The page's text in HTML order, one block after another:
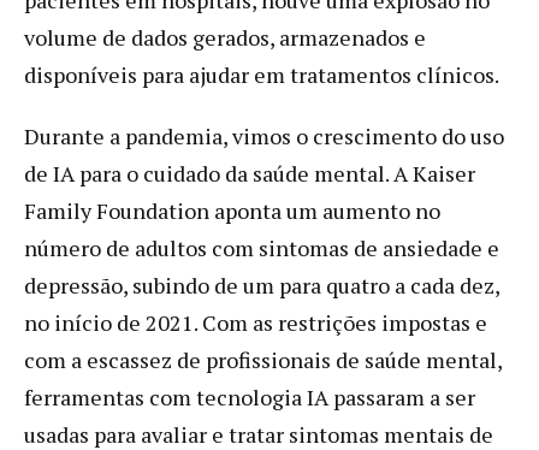
volume de dados gerados, armazenados e
disponíveis para ajudar em tratamentos clínicos.
Durante a pandemia, vimos o crescimento do uso
de IA para o cuidado da saúde mental. A Kaiser
Family Foundation aponta um aumento no
número de adultos com sintomas de ansiedade e
depressão, subindo de um para quatro a cada dez,
no início de 2021. Com as restrições impostas e
com a escassez de profissionais de saúde mental,
ferramentas com tecnologia IA passaram a ser
usadas para avaliar e tratar sintomas mentais de